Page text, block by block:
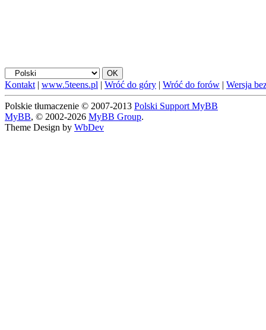
Kontakt | www.5teens.pl | Wróć do góry | Wróć do forów | Wersja
Polskie tłumaczenie © 2007-2013 Polski Support MyBB
MyBB, © 2002-2026 MyBB Group.
Theme Design by WbDev